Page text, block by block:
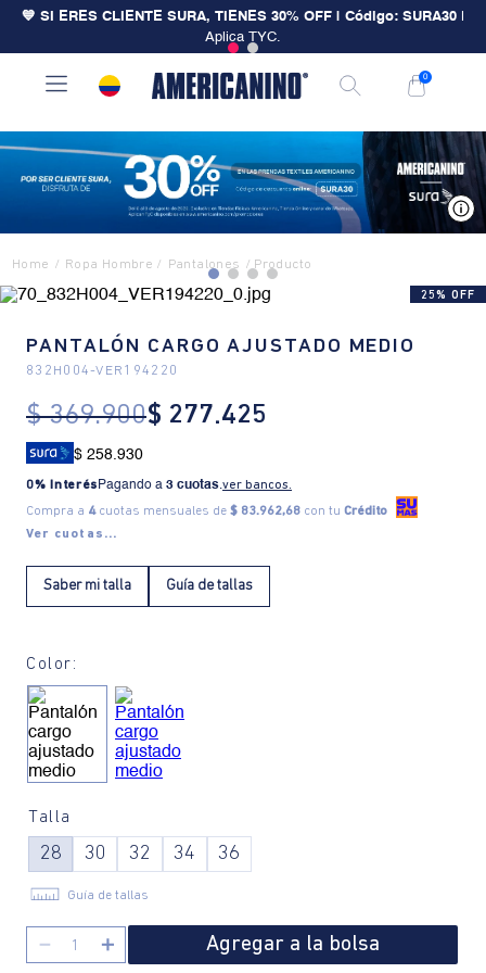
💙 SI ERES CLIENTE SURA, TIENES 30% OFF | Código: SURA30
Aplica TYC.
0
Ropa Hombre Pantalones
25% OFF
PANTALÓN CARGO AJUSTADO MEDIO
832H004-VER194220
$ 369.900$ 277.425
$ 258.930
0% Interés Pagando a 3 cuotas.ver bancos.
Compra a 4cuotas mensuales de $ 83.962,68 con tu Crédito
Ver cuotas...
Saber mi talla Guía de tallas
Color:
Talla
28 30 32 34 36
Guía de tallas
＋
－ Agregar a la bolsa